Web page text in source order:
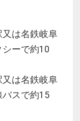
又は名鉄岐阜
ーで約10
又は名鉄岐阜
スで約15